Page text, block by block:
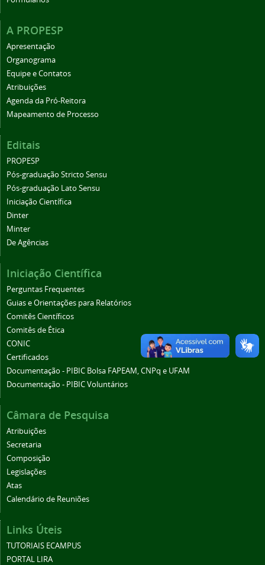
A PROPESP
Apresentação
Organograma
Equipe e Contatos
Atribuições
Agenda da Pró-Reitora
Mapeamento de Processo
Editais
PROPESP
Pós-graduação Stricto Sensu
Pós-graduação Lato Sensu
Iniciação Científica
Dinter
Minter
De Agências
Iniciação Científica
Perguntas Frequentes
Guias e Orientações para Relatórios
Comitês Científicos
Comitês de Ética
CONIC
Certificados
Documentação - PIBIC Bolsa FAPEAM, CNPq e UFAM
Documentação - PIBIC Voluntários
Câmara de Pesquisa
Atribuições
Secretaria
Composição
Legislações
Atas
Calendário de Reuniões
Links Úteis
TUTORIAIS ECAMPUS
PORTAL LIRA